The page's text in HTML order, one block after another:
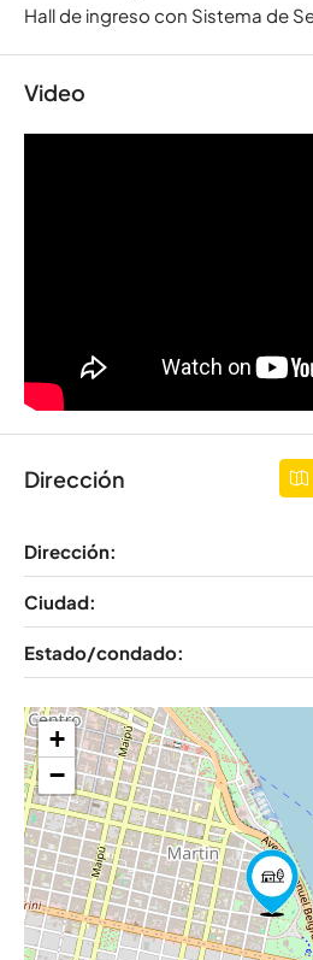
Hall de ingreso con Sistema de
Video
Dirección
Dirección:
Ciudad:
Estado/condado:
+
−